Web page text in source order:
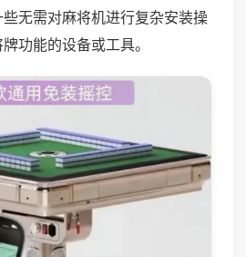
无需对麻将机进行复杂安装操
功能的设备或工具。